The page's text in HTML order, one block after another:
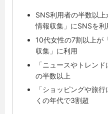
SNS利用者の半数以
情報収集」にSNSを利
10代女性の7割以上が
収集」に利用
「ニュースやトレン
の半数以上
「ショッピングや旅
くの年代で3割超